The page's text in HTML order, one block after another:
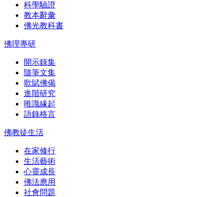
科學驗證
教本辭彙
佛光教科書
佛理專研
開示錄集
隨筆文集
歌賦佛偈
進階研究
唯識緣起
語錄格言
佛教徒生活
在家修行
生活藝術
心靈成長
佛法應用
社會問題